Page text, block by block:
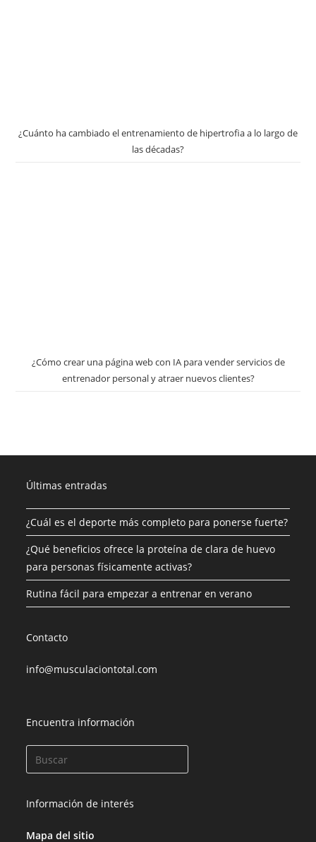
¿Cuánto ha cambiado el entrenamiento de hipertrofia a lo largo de
las décadas?
¿Cómo crear una página web con IA para vender servicios de
entrenador personal y atraer nuevos clientes?
Últimas entradas
¿Cuál es el deporte más completo para ponerse fuerte?
¿Qué beneficios ofrece la proteína de clara de huevo
para personas físicamente activas?
Rutina fácil para empezar a entrenar en verano
Contacto
info@musculaciontotal.com
Encuentra información
Información de interés
Mapa del sitio